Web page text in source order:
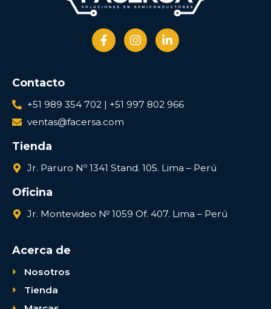
Contacto
+51 989 354 702 | +51 997 802 966
ventas@facersa.com
Tienda
Jr. Paruro Nº 1341 Stand. 105. Lima – Perú
Oficina
Jr. Montevideo № 1059 Of. 407. Lima – Perú
Acerca de
Nosotros
Tienda